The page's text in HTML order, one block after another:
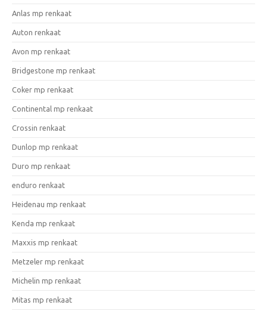
Anlas mp renkaat
Auton renkaat
Avon mp renkaat
Bridgestone mp renkaat
Coker mp renkaat
Continental mp renkaat
Crossin renkaat
Dunlop mp renkaat
Duro mp renkaat
enduro renkaat
Heidenau mp renkaat
Kenda mp renkaat
Maxxis mp renkaat
Metzeler mp renkaat
Michelin mp renkaat
Mitas mp renkaat